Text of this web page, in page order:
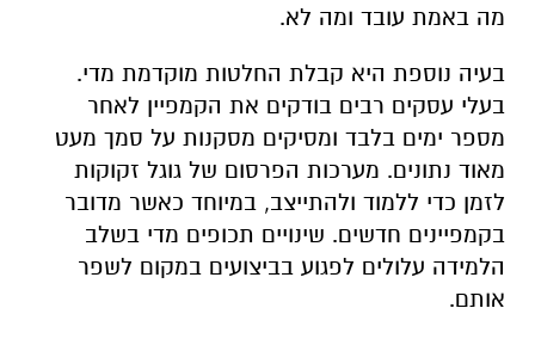
מה באמת עובד ומה לא.
בעיה נוספת היא קבלת החלטות מוקדמת מדי.
בעלי עסקים רבים בודקים את הקמפיין לאחר
מספר ימים בלבד ומסיקים מסקנות על סמך מעט
מאוד נתונים. מערכות הפרסום של גוגל זקוקות
לזמן כדי ללמוד ולהתייצב, במיוחד כאשר מדובר
בקמפיינים חדשים. שינויים תכופים מדי בשלב
הלמידה עלולים לפגוע בביצועים במקום לשפר
אותם.